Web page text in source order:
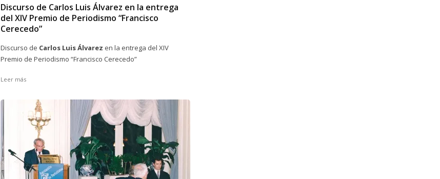
Discurso de Carlos Luis Álvarez en la entrega
del XIV Premio de Periodismo “Francisco
Cerecedo”
Discurso de Carlos Luis Álvarez en la entrega del XIV
Premio de Periodismo “Francisco Cerecedo”
Leer más